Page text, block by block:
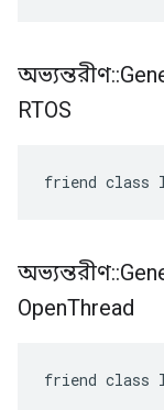
অভ্যন্তরীণ::
RTOS
friend class
অভ্যন্তরীণ::
OpenThread
friend class